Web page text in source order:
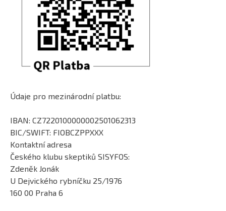
Údaje pro mezinárodní platbu:
IBAN: CZ7220100000002501062313
BIC/SWIFT: FIOBCZPPXXX
Kontaktní adresa
Českého klubu skeptiků SISYFOS:
Zdeněk Jonák
U Dejvického rybníčku 25/1976
160 00 Praha 6